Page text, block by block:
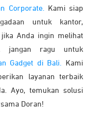
Corporate. Kami siap
untuk kantor,
Anda ingin melihat
jangan ragu untuk
Gadget di Bali. Kami
layanan terbaik
Ayo, temukan solusi
Doran!